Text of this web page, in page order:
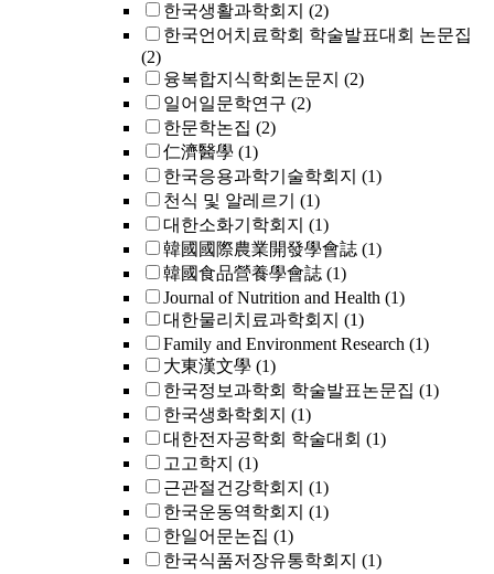
한국생활과학회지 (2)
한국언어치료학회 학술발표대회 논문집
(2)
융복합지식학회논문지 (2)
일어일문학연구 (2)
한문학논집 (2)
仁濟醫學 (1)
한국응용과학기술학회지 (1)
천식 및 알레르기
(1)
대한소화기학회지 (1)
韓國國際農業開發學會誌 (1)
韓國食品營養學會誌 (1)
Journal of Nutrition and Health (1)
대한물리치료과학회지 (1)
Family and Environment Research (1)
大東漢文學 (1)
한국정보과학회 학술발표논문집 (1)
한국생화학회지 (1)
대한전자공학회 학술대회 (1)
고고학지 (1)
근관절건강학회지 (1)
한국운동역학회지 (1)
한일어문논집 (1)
한국식품저장유통학회지 (1)